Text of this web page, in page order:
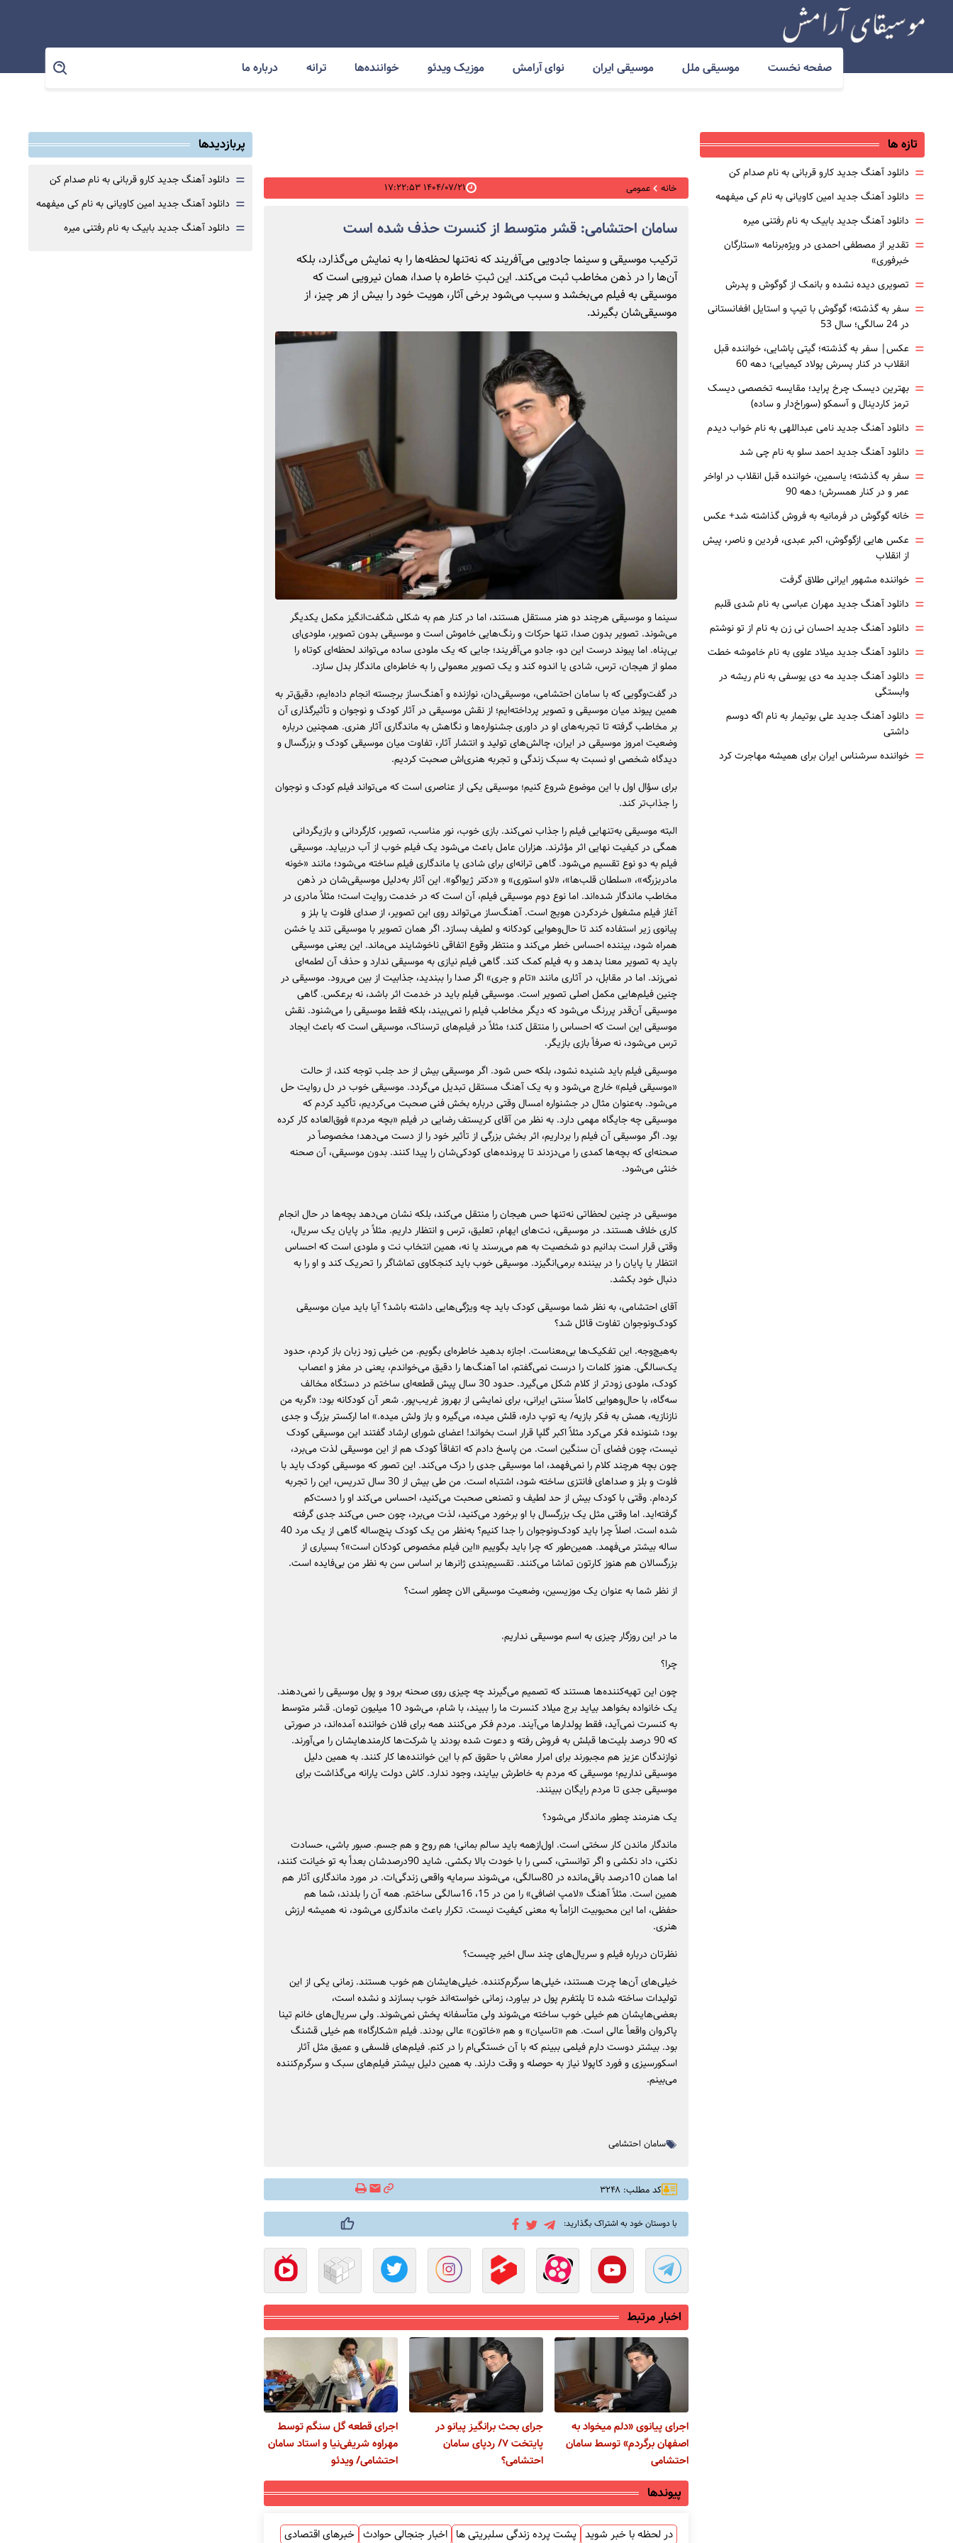
صفحه نخست موسیقی ملل موسیقی ایران نوای آرامش موزیک ویدئو خواننده‌ها ترانه درباره ما
خانه عمومی ۱۴۰۴/۰۷/۲۱ ۱۷:۲۲:۵۳
سامان احتشامی: قشر متوسط از کنسرت حذف شده است
ترکیب موسیقی و سینما جادویی می‌آفریند که نه‌تنها لحظه‌ها را به نمایش می‌گذارد، بلکه
آن‌ها را در ذهن مخاطب ثبت می‌کند. این ثبتِ خاطره با صدا، همان نیرویی است که
موسیقی به فیلم می‌بخشد و سبب می‌شود برخی آثار، هویت خود را بیش از هر چیز، از
موسیقی‌شان بگیرند.
سینما و موسیقی هرچند دو هنر مستقل‌ هستند، اما در کنار هم به شکلی شگفت‌انگیز مکمل یکدیگر
می‌شوند. تصویر بدون صدا، تنها حرکات و رنگ‌هایی خاموش است و موسیقی بدون تصویر، ملودی‌ای
بی‌پناه. اما پیوند درست این دو، جادو می‌آفریند؛ جایی که یک ملودی ساده می‌تواند لحظه‌ای کوتاه را
مملو از هیجان، ترس، شادی یا اندوه کند و یک تصویر معمولی را به خاطره‌ای ماندگار بدل سازد.
در گفت‌وگویی که با سامان احتشامی، موسیقی‌دان، نوازنده و آهنگ‌ساز برجسته انجام داده‌ایم، دقیق‌تر به
همین پیوند میان موسیقی و تصویر پرداخته‌ایم؛ از نقش موسیقی در آثار کودک و نوجوان و تأثیرگذاری آن
بر مخاطب گرفته تا تجربه‌های او در داوری جشنواره‌ها و نگاهش به ماندگاری آثار هنری. همچنین درباره
وضعیت امروز موسیقی در ایران، چالش‌های تولید و انتشار آثار، تفاوت میان موسیقی کودک و بزرگسال و
دیدگاه شخصی او نسبت به سبک زندگی و تجربه هنری‌اش صحبت کردیم.
برای سؤال اول با این موضوع شروع کنیم؛ موسیقی یکی از عناصری است که می‌تواند فیلم کودک و نوجوان
را جذاب‌تر کند.
البته موسیقی به‌تنهایی فیلم را جذاب نمی‌کند. بازی خوب، نور مناسب، تصویر، کارگردانی و بازیگردانی
همگی در کیفیت نهایی اثر مؤثرند. هزاران عامل باعث می‌شود یک فیلم خوب از آب دربیاید. موسیقی
فیلم به دو نوع تقسیم می‌شود. گاهی ترانه‌ای برای شادی یا ماندگاری فیلم ساخته می‌شود؛ مانند «خونه‌
مادربزرگه»، «سلطان قلب‌ها»، «لاو استوری» و «دکتر ژیواگو». این آثار به‌دلیل موسیقی‌شان در ذهن
مخاطب ماندگار شده‌اند. اما نوع دوم موسیقی فیلم، آن است که در خدمت روایت است؛ مثلاً مادری در
آغاز فیلم مشغول خردکردن هویج است. آهنگ‌ساز می‌تواند روی این تصویر، از صدای فلوت یا بلز و
پیانوی زیر استفاده کند تا حال‌و‌هوایی کودکانه و لطیف بسازد. اگر همان تصویر با موسیقی تند یا خشن
همراه شود، بیننده احساس خطر می‌کند و منتظر وقوع اتفاقی ناخوشایند می‌ماند. این یعنی موسیقی
باید به تصویر معنا بدهد و به فیلم کمک کند. گاهی فیلم نیازی به موسیقی ندارد و حذف آن لطمه‌ای
نمی‌زند. اما در مقابل، در آثاری مانند «تام و جری» اگر صدا را ببندید، جذابیت از بین می‌رود. موسیقی در
چنین فیلم‌هایی مکمل اصلی تصویر است. موسیقی فیلم باید در خدمت اثر باشد، نه برعکس. گاهی
موسیقی آن‌قدر پررنگ می‌شود که دیگر مخاطب فیلم را نمی‌بیند، بلکه فقط موسیقی را می‌شنود. نقش
موسیقی این است که احساس را منتقل کند؛ مثلاً در فیلم‌های ترسناک، موسیقی است که باعث ایجاد
ترس می‌شود، نه صرفاً بازی بازیگر.
موسیقی فیلم باید شنیده نشود، بلکه حس شود. اگر موسیقی بیش از حد جلب توجه کند، از حالت
«موسیقی فیلم» خارج می‌شود و به یک آهنگ مستقل تبدیل می‌گردد. موسیقی خوب در دل روایت حل
می‌شود. به‌عنوان مثال در جشنواره امسال وقتی درباره‌ بخش فنی صحبت می‌کردیم، تأکید کردم که
موسیقی چه جایگاه مهمی دارد. به نظر من آقای کریستف رضایی در فیلم «بچه مردم» فوق‌العاده کار کرده
بود. اگر موسیقی آن فیلم را برداریم، اثر بخش بزرگی از تأثیر خود را از دست می‌دهد؛ مخصوصاً در
صحنه‌ای که بچه‌ها کمدی را می‌دزدند تا پرونده‌های کودکی‌شان را پیدا کنند. بدون موسیقی، آن صحنه
خنثی می‌شود.
موسیقی در چنین لحظاتی نه‌تنها حس هیجان را منتقل می‌کند، بلکه نشان می‌دهد بچه‌ها در حال انجام
کاری خلاف هستند. در موسیقی، نت‌های ایهام، تعلیق، ترس و انتظار داریم. مثلاً در پایان یک سریال،
وقتی قرار است بدانیم دو شخصیت به هم می‌رسند یا نه، همین انتخاب نت و ملودی است که احساس
انتظار یا پایان را در بیننده برمی‌انگیزد. موسیقی خوب باید کنجکاوی تماشاگر را تحریک کند و او را به
دنبال خود بکشد.
آقای احتشامی، به نظر شما موسیقی کودک باید چه ویژگی‌هایی داشته باشد؟ آیا باید میان موسیقی
کودک‌ونوجوان تفاوت قائل شد؟
به‌هیچ‌وجه. این تفکیک‌ها بی‌معناست. اجازه بدهید خاطره‌ای بگویم. من خیلی زود زبان باز کردم، حدود
یک‌سالگی. هنوز کلمات را درست نمی‌گفتم، اما آهنگ‌ها را دقیق می‌خواندم، یعنی در مغز و اعصاب
کودک، ملودی زودتر از کلام شکل می‌گیرد. حدود 30 سال پیش قطعه‌ای ساختم در دستگاه مخالف
سه‌گاه، با حال‌و‌هوایی کاملاً سنتی ایرانی، برای نمایشی از بهروز غریب‌پور. شعر آن کودکانه بود: «گربه‌ من
نازنازیه، همش به فکر بازیه/ یه توپ داره، قلش میده، می‌گیره و باز ولش میده.» اما ارکستر بزرگ و جدی
بود؛ شنونده فکر می‌کرد مثلاً اکبر گلپا قرار است بخواند! اعضای شورای ارشاد گفتند این موسیقی کودک
نیست، چون فضای آن سنگین است. من پاسخ دادم که اتفاقاً کودک هم از این موسیقی لذت می‌برد،
چون بچه هرچند کلام را نمی‌فهمد، اما موسیقی جدی را درک می‌کند. این تصور که موسیقی کودک باید با
فلوت و بلز و صدا‌های فانتزی ساخته شود، اشتباه است. من طی بیش از 30 سال تدریس، این را تجربه
کرده‌ام. وقتی با کودک بیش از حد لطیف و تصنعی صحبت می‌کنید، احساس می‌کند او را دست‌کم
گرفته‌اید. اما وقتی مثل یک بزرگسال با او برخورد می‌کنید، لذت می‌برد، چون حس می‌کند جدی گرفته
شده است. اصلاً چرا باید کودک‌ونوجوان را جدا کنیم؟ به‌نظر من یک کودک پنج‌ساله گاهی از یک مرد 40
‌ساله بیشتر می‌فهمد. همین‌طور که چرا باید بگوییم «این فیلم مخصوص کودکان است»؟ بسیاری از
بزرگسالان هم هنوز کارتون تماشا می‌کنند. تقسیم‌بندی ژانر‌ها بر اساس سن به نظر من بی‌فایده است.
از نظر شما به عنوان یک موزیسین، وضعیت موسیقی الان چطور است؟
ما در این روزگار چیزی به اسم موسیقی نداریم.
چرا؟
چون این تهیه‌کننده‌ها هستند که تصمیم می‌گیرند چه چیزی روی صحنه برود و پول موسیقی را نمی‌دهند.
یک خانواده بخواهد بیاید برج میلاد کنسرت ما را ببیند، با شام، می‌شود 10 میلیون تومان. قشر متوسط
به کنسرت نمی‌آید، فقط پولدار‌ها می‌آیند. مردم فکر می‌کنند همه برای فلان خواننده آمده‌اند، در صورتی
که 90 درصد بلیت‌ها قبلش به فروش رفته و دعوت شده بودند یا شرکت‌ها کارمند‌هایشان را می‌آورند.
نوازندگان عزیز هم مجبورند برای امرار معاش با حقوق کم با این خواننده‌ها کار کنند. به همین دلیل
موسیقی نداریم؛ موسیقی که مردم به خاطرش بیایند، وجود ندارد. کاش دولت یارانه می‌گذاشت برای
موسیقی جدی تا مردم رایگان ببینند.
یک هنرمند چطور ماندگار می‌شود؟
ماندگار ماندن کار سختی است. اول‌ازهمه باید سالم بمانی؛ هم روح و هم جسم. صبور باشی، حسادت
نکنی، داد نکشی و اگر توانستی، کسی را با خودت بالا بکشی. شاید 90درصدشان بعداً به تو خیانت کنند،
اما همان 10درصد باقی‌مانده در 80سالگی، می‌شوند سرمایه‌ واقعی زندگی‌ات. در مورد ماندگاری آثار هم
همین است. مثلاً آهنگ «لامپ اضافی» را من در 15، 16‌سالگی ساختم. همه آن را بلدند، شما هم
حفظی، اما این محبوبیت الزاماً به معنی کیفیت نیست. تکرار باعث ماندگاری می‌شود، نه همیشه ارزش
هنری.
نظرتان درباره‌ فیلم و سریال‌های چند سال اخیر چیست؟
خیلی‌های آن‌ها چرت هستند، خیلی‌ها سرگرم‌کننده. خیلی‌هایشان هم خوب هستند. زمانی یکی از این
تولیدات ساخته شده تا پلتفرم پول در بیاورد، زمانی خواسته‌اند خوب بسازند و نشده است،
بعضی‌هایشان هم خیلی خوب ساخته می‌شوند ولی متأسفانه پخش نمی‌شوند. ولی سریال‌های خانم تینا
پاکروان واقعاً عالی است. هم «تاسیان» و هم «خاتون» عالی بودند. فیلم «شکارگاه» هم خیلی قشنگ
بود. بیشتر دوست دارم فیلمی ببینم که با آن خستگی‌ام را در کنم. فیلم‌های فلسفی و عمیق مثل آثار
اسکورسیزی و فورد کاپولا نیاز به حوصله و وقت دارند. به همین دلیل بیشتر فیلم‌های سبک و سرگرم‌کننده
می‌بینم.
سامان احتشامی
کد مطلب: ۳۲۴۸
با دوستان خود به اشتراک بگذارید:
اخبار مرتبط
اجرای پیانوی «دلم میخواد به
اصفهان برگردم» توسط سامان
احتشامی
جرای بحث‌ برانگیز پیانو در
پایتخت ۷/ ردپای سامان
احتشامی؟
اجرای قطعه گل سنگم توسط
مهراوه شریفی‌نیا و استاد سامان
احتشامی/ ویدئو
پیوندها
در لحظه با خبر شوید پشت پرده زندگی سلبریتی ها اخبار جنجالی حوادث خبرهای اقتصادی
تازه ها
= دانلود آهنگ جدید کارو قربانی به نام صدام کن
= دانلود آهنگ جدید امین کاویانی به نام کی میفهمه
= دانلود آهنگ جدید بابیک به نام رفتنی میره
= تقدیر از مصطفی احمدی در ویژه‌برنامه «ستارگان
خبرفوری»
= تصویری دیده نشده و بانمک از گوگوش و پدرش
= سفر به گذشته؛ گوگوش با تیپ و استایل افغانستانی
در 24 سالگی؛ سال 53
= عکس| سفر به گذشته؛ گیتی پاشایی، خواننده قبل
انقلاب در کنار پسرش پولاد کیمیایی؛ دهه 60
= بهترین دیسک چرخ پراید؛ مقایسه تخصصی دیسک
ترمز کاردینال و آسمکو (سوراخ‌دار و ساده)
= دانلود آهنگ جدید نامی عبداللهی به نام خواب دیدم
= دانلود آهنگ جدید احمد سلو به نام چی شد
= سفر به گذشته؛ یاسمین، خواننده قبل انقلاب در اواخر
عمر و در کنار همسرش؛ دهه 90
= خانه گوگوش در فرمانیه به فروش گذاشته شد+ عکس
= عکس هایی ازگوگوش، اکبر عبدی، فردین و ناصر، پیش
از انقلاب
= خواننده مشهور ایرانی طلاق گرفت
= دانلود آهنگ جدید مهران عباسی به نام شدی قلبم
= دانلود آهنگ جدید احسان نی زن به نام از تو نوشتم
= دانلود آهنگ جدید میلاد علوی به نام خاموشه خطت
= دانلود آهنگ جدید مه دی یوسفی به نام ریشه در
وابستگی
= دانلود آهنگ جدید علی بوتیمار به نام اگه دوسم
داشتی
= خواننده سرشناس ایران برای همیشه مهاجرت کرد
پربازدیدها
= دانلود آهنگ جدید کارو قربانی به نام صدام کن
= دانلود آهنگ جدید امین کاویانی به نام کی میفهمه
= دانلود آهنگ جدید بابیک به نام رفتنی میره